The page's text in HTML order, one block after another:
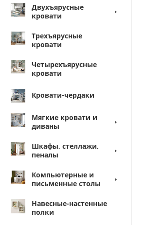
Двухъярусные
кровати
Трехъярусные
кровати
Четырехъярусные
кровати
Кровати-чердаки
Мягкие кровати и
диваны
Шкафы, стеллажи,
пеналы
Компьютерные и
письменные столы
Навесные-настенные
полки